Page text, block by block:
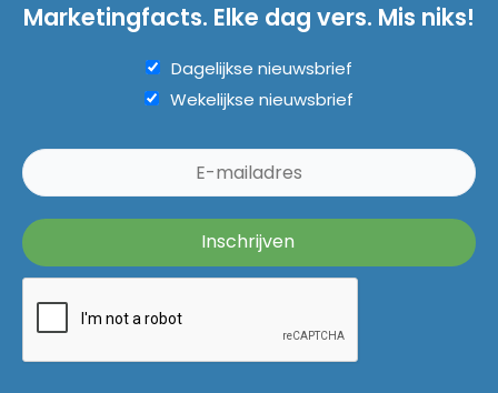
Marketingfacts. Elke dag vers. Mis niks!
Dagelijkse nieuwsbrief
Wekelijkse nieuwsbrief